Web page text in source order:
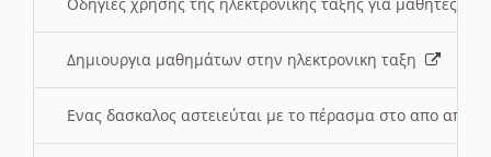
Δημιουργια μαθημάτων στην ηλεκτρονικη ταξη
Ενας δασκαλος αστειεύται με το πέρασμα στο απο